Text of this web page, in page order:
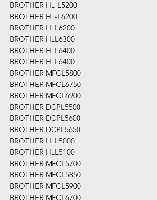
BROTHER HL-L5200
BROTHER HL-L6200
BROTHER HLL6200
BROTHER HLL6300
BROTHER HLL6400
BROTHER HLL6400
BROTHER MFCL5800
BROTHER MFCL6750
BROTHER MFCL6900
BROTHER DCPL5500
BROTHER DCPL5600
BROTHER DCPL5650
BROTHER HLL5000
BROTHER HLL5100
BROTHER MFCL5700
BROTHER MFCL5850
BROTHER MFCL5900
BROTHER MFCL6700